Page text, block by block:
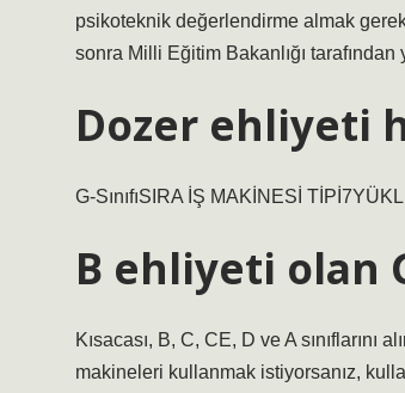
psikoteknik değerlendirme almak
sonra Milli Eğitim Bakanlığı
Dozer ehliyeti
G-SınıfıSIRA İŞ MAKİNESİ
B ehliyeti olan
Kısacası, B, C, CE, D ve A
makineleri kullanmak istiyorsanız,